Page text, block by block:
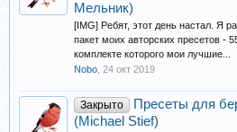
Мельник)
[IMG] Ребят, этот день настал. Я
пакет моих авторских пресетов -
комплекте которого мои лучшие...
Nobo 24 окт 2019
Закрыто
Пресеты для
(Michael Stief)